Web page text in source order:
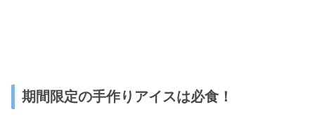
期間限定の手作りアイスは必食！